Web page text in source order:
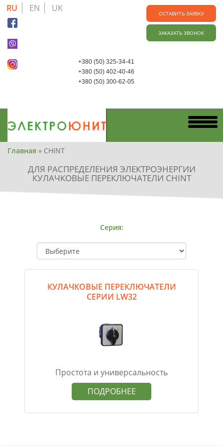
Skip
main
RU EN UK ОСТАВИТЬ ЗАЯВКУ
ЗАКАЗАТЬ ЗВОНОК
+380 (50) 325-34-41
+380 (50) 402-40-46
+380 (50) 300-62-05
Вы
здесь
Главная » CHINT
ДЛЯ РАСПРЕДЕЛЕНИЯ ЭЛЕКТРОЭНЕРГИИ
КУЛАЧКОВЫЕ ПЕРЕКЛЮЧАТЕЛИ CHINT
Серия:
КУЛАЧКОВЫЕ ПЕРЕКЛЮЧАТЕЛИ
СЕРИИ LW32
Простота и универсальность
ПОДРОБНЕЕ